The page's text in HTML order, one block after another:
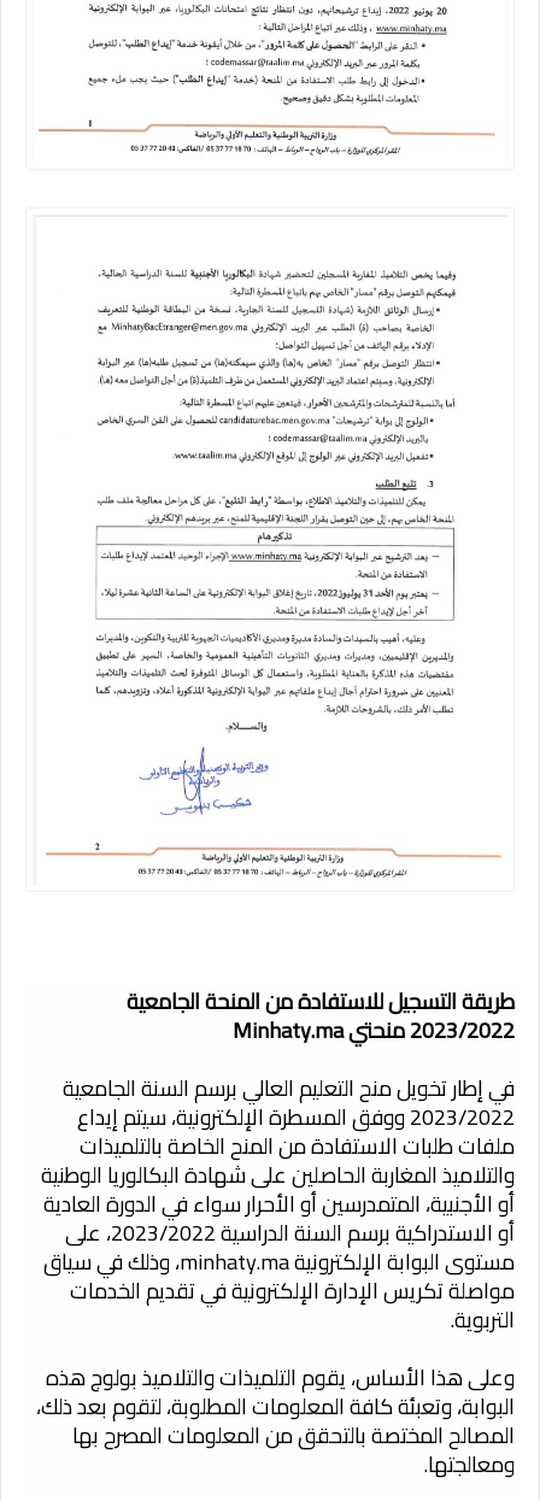
طريقة التسجيل للاستفادة من المنحة الجامعية
2023/2022 منحتي Minhaty.ma
في إطار تخويل منح التعليم العالي برسم السنة الجامعية
2023/2022 ووفق المسطرة الإلكترونية، سيتم إيداع
ملفات طلبات الاستفادة من المنح الخاصة بالتلميذات
والتلاميذ المغاربة الحاصلين على شهادة البكالوريا الوطنية
أو الأجنبية، المتمدرسين أو الأحرار سواء في الدورة العادية
أو الاستدراكية برسم السنة الدراسية 2023/2022، على
مستوى البوابة الإلكترونية minhaty.ma، وذلك في سياق
مواصلة تكريس الإدارة الإلكترونية في تقديم الخدمات
التربوية.
وعلى هذا الأساس، يقوم التلميذات والتلاميذ بولوج هذه
البوابة، وتعبئة كافة المعلومات المطلوبة، لتقوم بعد ذلك،
المصالح المختصة بالتحقق من المعلومات المصرح بها
ومعالجتها.